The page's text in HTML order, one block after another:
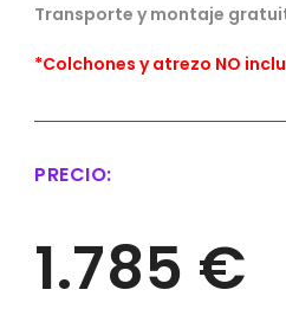
Transporte y montaje
*Colchones y atrezo NO
PRECIO:
1.785 €